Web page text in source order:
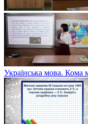
Українська мова. Кома